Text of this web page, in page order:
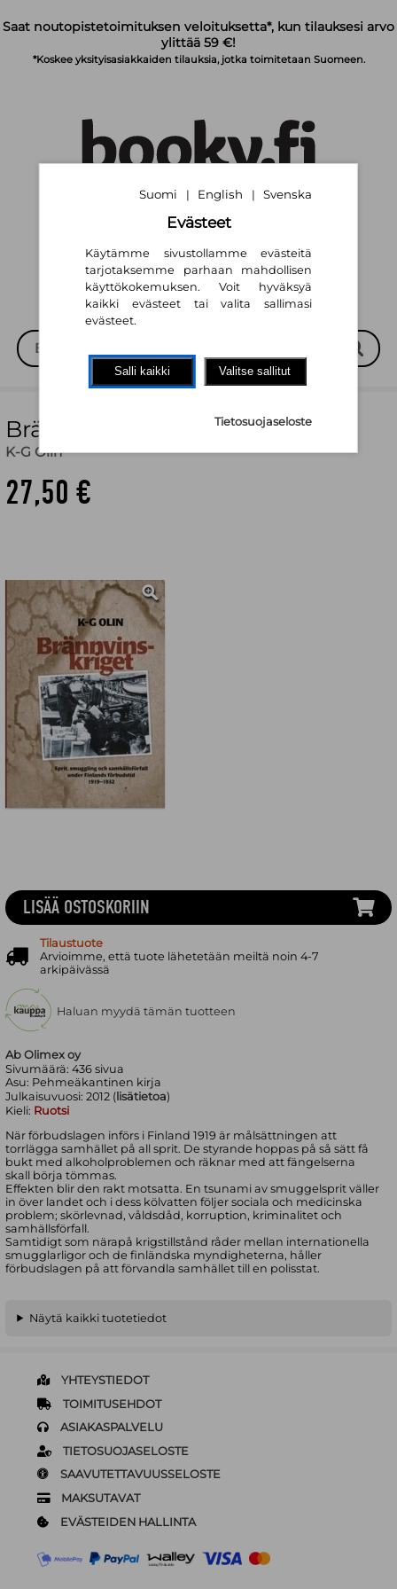
Saat noutopistetoimituksen veloituksetta*, kun tilauksesi arvo
ylittää 59 €!
*Koskee yksityisasiakkaiden tilauksia, jotka toimitetaan Suomeen.
English |
Brännvinskriget
K-G Olin
27,50 €
Ab Olimex oy
Sivumäärä:436 sivua
Asu: Pehmeäkantinen kirja
Julkaisuvuosi:2012 ( lisätietoa)
Kieli: Ruotsi
När förbudslagen införs i Finland 1919 är målsättningen att
torrlägga samhället på all sprit. De styrande hoppas på så sätt få
bukt med alkoholproblemen och räknar med att fängelserna
skall börja tömmas.
Effekten blir den rakt motsatta. En tsunami av smuggelsprit väller
in över landet och i dess kölvatten följer sociala och medicinska
problem; skörlevnad, våldsdåd, korruption, kriminalitet och
samhällsförfall.
Samtidigt som närapå krigstillstånd råder mellan internationella
smugglarligor och de finländska myndigheterna, håller
förbudslagen på att förvandla samhället till en polisstat.
LISÄÄ OSTOSKORIIN
Tilaustuote
Arvioimme, että tuote lähetetään meiltä noin 4-7
arkipäivässä
Haluan myydä tämän tuotteen
Näytä kaikki tuotetiedot
YHTEYSTIEDOT
TOIMITUSEHDOT
ASIAKASPALVELU
TIETOSUOJASELOSTE
SAAVUTETTAVUUSSELOSTE
MAKSUTAVAT
EVÄSTEIDEN HALLINTA
Suomi | English | Svenska
Evästeet
Käytämme sivustollamme evästeitä
tarjotaksemme parhaan mahdollisen
käyttökokemuksen. Voit hyväksyä
kaikki evästeet tai valita sallimasi
evästeet.
Salli kaikki Valitse sallitut
Tietosuojaseloste